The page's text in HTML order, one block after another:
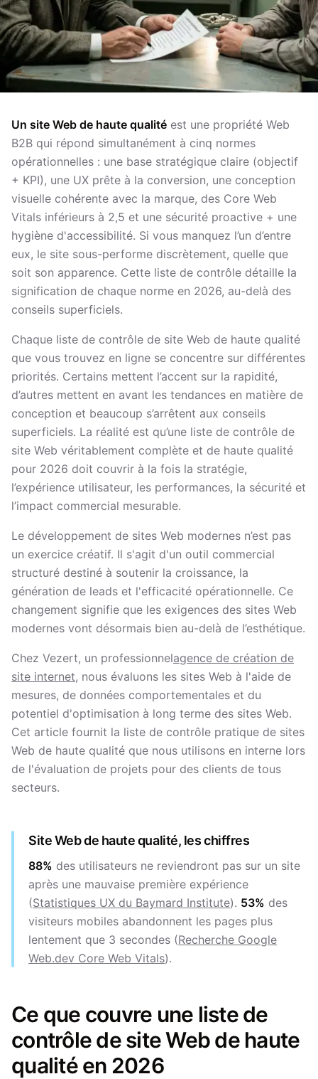
Un site Web de haute qualité est une propriété Web
B2B qui répond simultanément à cinq normes
opérationnelles : une base stratégique claire (objectif
+ KPI), une UX prête à la conversion, une conception
visuelle cohérente avec la marque, des Core Web
Vitals inférieurs à 2,5 et une sécurité proactive + une
hygiène d'accessibilité. Si vous manquez l’un d’entre
eux, le site sous-performe discrètement, quelle que
soit son apparence. Cette liste de contrôle détaille la
signification de chaque norme en 2026, au-delà des
conseils superficiels.
Chaque liste de contrôle de site Web de haute qualité
que vous trouvez en ligne se concentre sur différentes
priorités. Certains mettent l’accent sur la rapidité,
d’autres mettent en avant les tendances en matière de
conception et beaucoup s’arrêtent aux conseils
superficiels. La réalité est qu’une liste de contrôle de
site Web véritablement complète et de haute qualité
pour 2026 doit couvrir à la fois la stratégie,
l’expérience utilisateur, les performances, la sécurité et
l’impact commercial mesurable.
Le développement de sites Web modernes n’est pas
un exercice créatif. Il s'agit d'un outil commercial
structuré destiné à soutenir la croissance, la
génération de leads et l'efficacité opérationnelle. Ce
changement signifie que les exigences des sites Web
modernes vont désormais bien au-delà de l’esthétique.
Chez Vezert, un professionnelagence de création de
site internet, nous évaluons les sites Web à l'aide de
mesures, de données comportementales et du
potentiel d'optimisation à long terme des sites Web.
Cet article fournit la liste de contrôle pratique de sites
Web de haute qualité que nous utilisons en interne lors
de l'évaluation de projets pour des clients de tous
secteurs.
Site Web de haute qualité, les chiffres
88% des utilisateurs ne reviendront pas sur un site
après une mauvaise première expérience
(Statistiques UX du Baymard Institute). 53% des
visiteurs mobiles abandonnent les pages plus
lentement que 3 secondes (Recherche Google
Web.dev Core Web Vitals).
Ce que couvre une liste de
contrôle de site Web de haute
qualité en 2026